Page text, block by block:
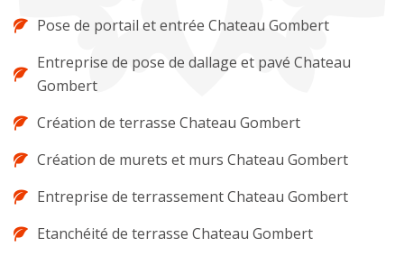
Pose de portail et entrée Chateau Gombert
Entreprise de pose de dallage et pavé Chateau
Gombert
Création de terrasse Chateau Gombert
Création de murets et murs Chateau Gombert
Entreprise de terrassement Chateau Gombert
Etanchéité de terrasse Chateau Gombert